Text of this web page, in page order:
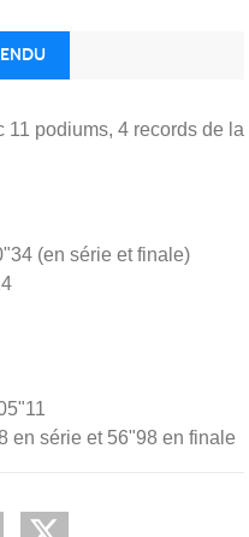
podiums, 4 records de la
(en série et finale)
et 56"98 en finale